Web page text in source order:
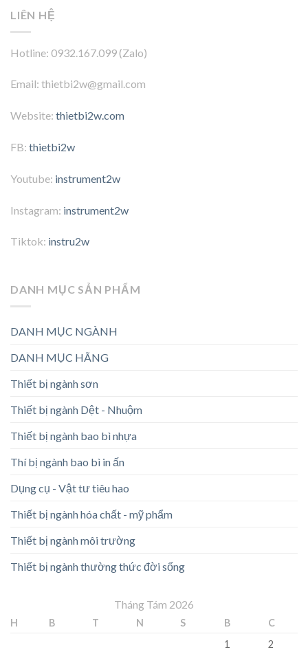
LIÊN HỆ
Hotline: 0932.167.099 (Zalo)
Email: thietbi2w@gmail.com
Website: thietbi2w.com
FB: thietbi2w
Youtube: instrument2w
Instagram: instrument2w
Tiktok: instru2w
DANH MỤC SẢN PHẨM
DANH MỤC NGÀNH
DANH MỤC HÃNG
Thiết bị ngành sơn
Thiết bị ngành Dệt - Nhuộm
Thiết bị ngành bao bì nhựa
Thí bị ngành bao bì in ấn
Dụng cụ - Vật tư tiêu hao
Thiết bị ngành hóa chất - mỹ phẩm
Thiết bị ngành môi trường
Thiết bị ngành thường thức đời sống
Tháng Tám 2026
H B T N S B
C
1
2